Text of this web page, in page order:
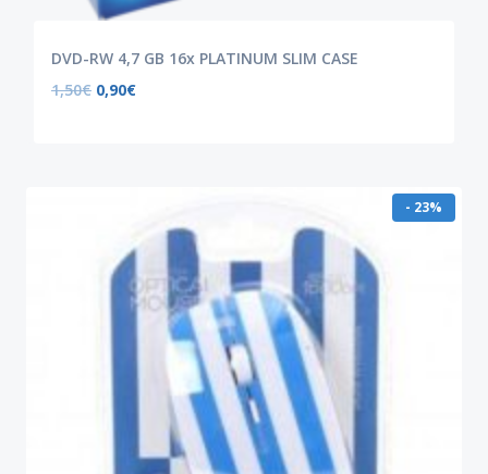
DVD-RW 4,7 GB 16x PLATINUM SLIM CASE
1,50€ 0,90€
- 23%